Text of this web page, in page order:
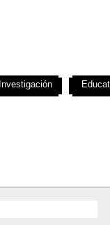
Investigación